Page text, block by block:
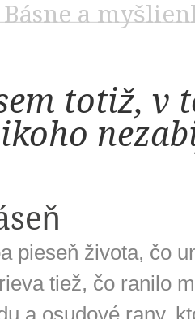
Básne a
totiž, v
pieseň života, čo
tiež, čo ranilo
a osudové rany,